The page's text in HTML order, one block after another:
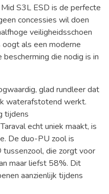
S3L ESD is de perfecte
concessies wil doen
veiligheidsschoen
als een moderne
die nodig is in
glad rundleer dat
waterafstotend werkt.
tijdens
echt uniek maakt, is
De duo-PU zool is
die zorgt voor
maar liefst 58%. Dit
aanzienlijk tijdens